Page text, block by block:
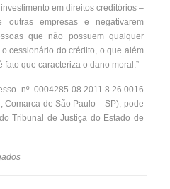
em direitos creditórios –
outras empresas e negativarem
que não possuem qualquer
cessionário do crédito, o que além
que caracteriza o dano moral.”
nº 0004285-08.2011.8.26.0016
Comarca de São Paulo – SP), pode
Tribunal de Justiça do Estado de